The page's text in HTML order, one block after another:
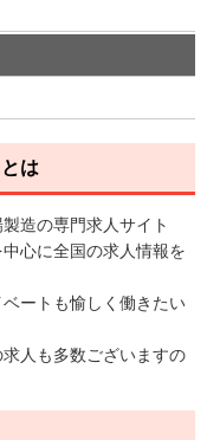
は
造の専門求人サイト
心に全国の求人情報を
ートも愉しく働きたい
人も多数ございますの